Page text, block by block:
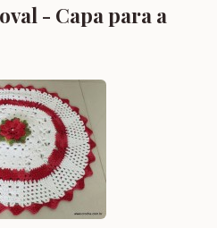
- Capa para a